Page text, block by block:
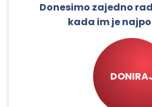
Donesimo zajedno
kada im je